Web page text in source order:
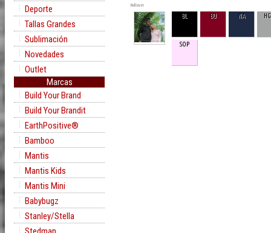
Deporte
Tallas Grandes
Sublimación
Novedades
Outlet
Marcas
Build Your Brand
Build Your Brandit
EarthPositive®
Bamboo
Mantis
Mantis Kids
Mantis Mini
Babybugz
Stanley/Stella
Rollover
BL BU NA
SOP